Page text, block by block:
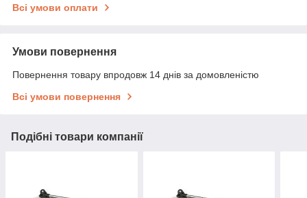
Всі умови оплати
Умови повернення
Повернення товару впродовж 14 днів за домовленістю
Всі умови повернення
Подібні товари компанії